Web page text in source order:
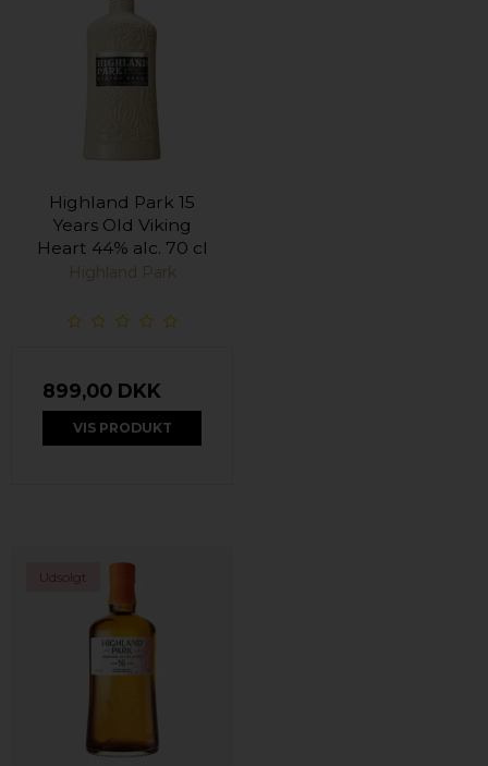
Highland Park 15
Years Old Viking
Heart 44% alc. 70 cl
Highland Park
899,00 DKK
VIS PRODUKT
Udsolgt